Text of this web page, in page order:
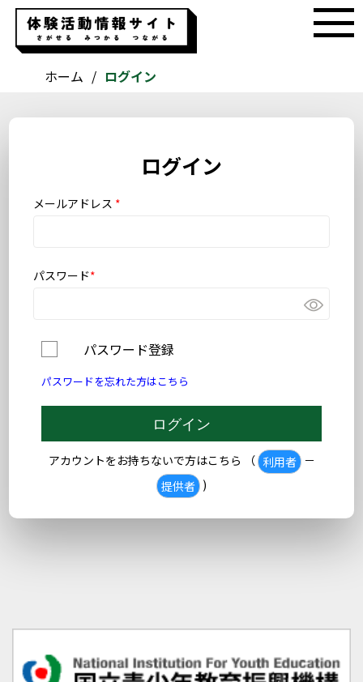
ホーム ログイン
ログイン
メールアドレス *
パスワード*
パスワード登録
パスワードを忘れた方はこちら
アカウントをお持ちないで方はこちら （ 利用者 －
提供者 )